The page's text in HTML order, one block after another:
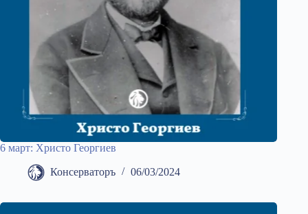
6 март: Христо Георгиев
Консерваторъ 06/03/2024